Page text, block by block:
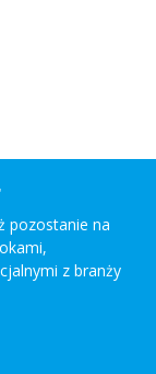
pozostanie na
z branży